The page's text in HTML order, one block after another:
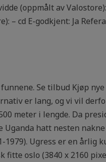
(oppmålt av
– cd E-godkjent: Ja
Se tilbud Kjøp
er lang, og vi vil
meter i lengde. Da
Uganda hatt nesten
1979). Ugress er en årlig
fitte oslo (3840 x 2160